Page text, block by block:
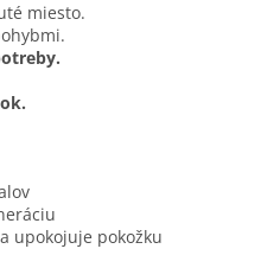
miesto.
upokojuje pokožku